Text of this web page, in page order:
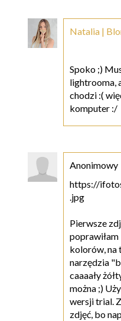
Natalia |
Spoko ;)
lightrooma,
chodzi :(
komputer :/
Anonimowy
https://
.jpg
Pierwsze
kolorów, na
narzędzia
caaaały
można ;)
wersji trial.
zdjęć, bo